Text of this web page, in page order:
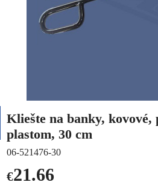
Kliešte na banky, kovové,
plastom, 30 cm
06-521476-30
€21.66